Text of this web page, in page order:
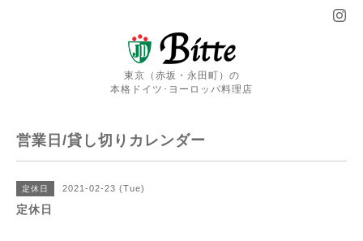
東京（赤坂・永田町）の
本格ドイツ･ヨーロッパ料理店
営業日/貸し切りカレンダー
定休日 2021-02-23 (Tue)
定休日